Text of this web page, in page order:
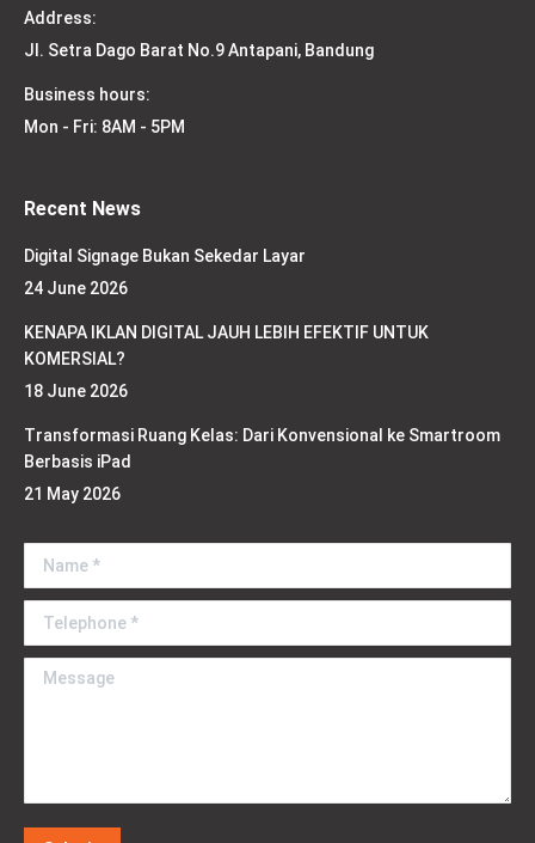
Address:
Jl. Setra Dago Barat No.9 Antapani, Bandung
Business hours:
Mon - Fri: 8AM - 5PM
Recent News
Digital Signage Bukan Sekedar Layar
24 June 2026
KENAPA IKLAN DIGITAL JAUH LEBIH EFEKTIF UNTUK
KOMERSIAL?
18 June 2026
Transformasi Ruang Kelas: Dari Konvensional ke Smartroom
Berbasis iPad
21 May 2026
Name *
Telephone *
Message